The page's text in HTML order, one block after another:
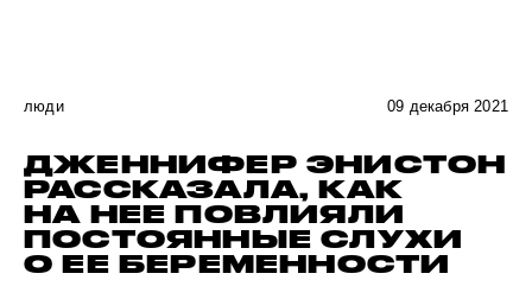
люди 09 декабря 2021
ДЖЕННИФЕР ЭНИСТОН
РАССКАЗАЛА, КАК
НА НЕЕ ПОВЛИЯЛИ
ПОСТОЯННЫЕ СЛУХИ
О ЕЕ БЕРЕМЕННОСТИ